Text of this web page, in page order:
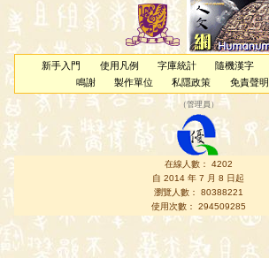
新手入門 使用凡例 字庫統計 隨機漢字
鳴謝
製作單位 私隱政策 免責聲明
（管理員 ）
在線人數： 4202
自 2014 年 7 月 8 日起
瀏覽人數： 80388221
使用次數： 294509285